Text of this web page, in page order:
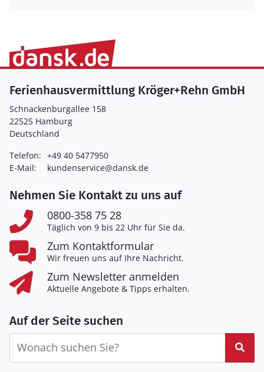
Ferienhausvermittlung Kröger+Rehn GmbH
Schnackenburgallee 158
22525 Hamburg
Deutschland
Telefon: +49 40 5477950
E-Mail:
kundenservice@dansk.de
Nehmen Sie Kontakt zu uns auf
0800-358 75 28
Täglich von 9 bis 22 Uhr für Sie da.
Zum Kontaktformular
Wir freuen uns auf Ihre Nachricht.
Zum Newsletter anmelden
Aktuelle Angebote & Tipps erhalten.
Auf der Seite suchen